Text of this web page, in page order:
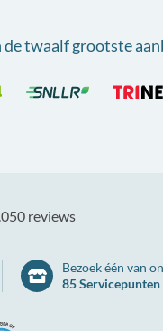
de twaalf grootste
reviews
Bezoek één van
85 Servicepunten